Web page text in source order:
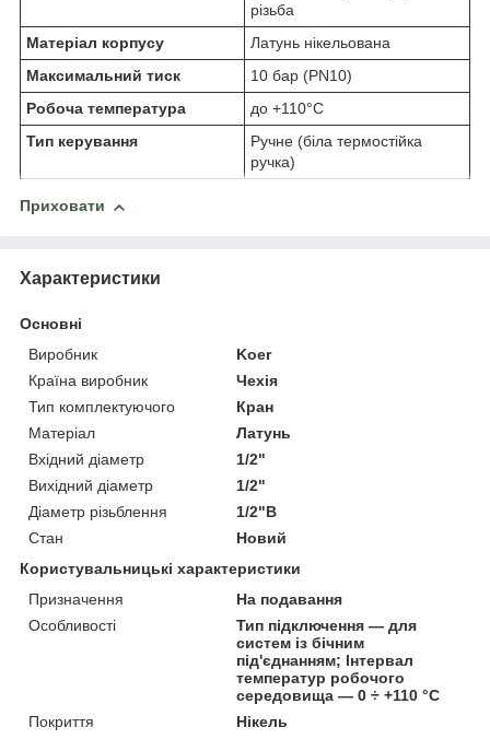
різьба
Матеріал корпусу
Латунь нікельована
Максимальний тиск
10 бар (PN10)
Робоча температура
до +110°C
Тип керування
Ручне (біла термостійка
ручка)
Приховати
Характеристики
Основні
Виробник
Koer
Країна виробник
Чехія
Тип комплектуючого
Кран
Матеріал
Латунь
Вхідний діаметр
1/2"
Вихідний діаметр
1/2"
Діаметр різьблення
1/2"В
Стан
Новий
Користувальницькі характеристики
Призначення
На подавання
Особливості
Тип підключення — для
систем із бічним
під'єднанням; Інтервал
температур робочого
середовища — 0 ÷ +110 °C
Покриття
Нікель